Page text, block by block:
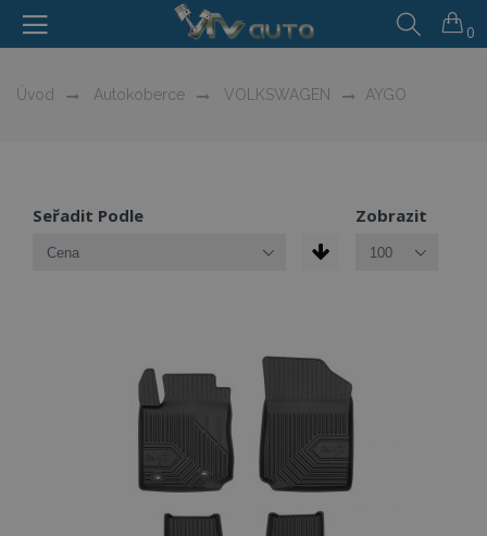
0
Úvod Autokoberce VOLKSWAGEN AYGO
Seřadit Podle Zobrazit